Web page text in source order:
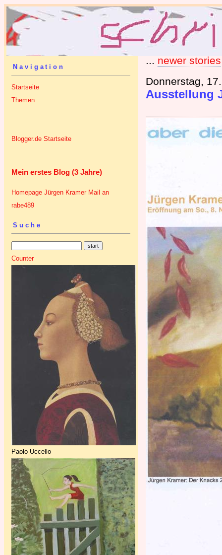
Navigation
Startseite
Themen
Blogger.de Startseite
Mein erstes Blog (3 Jahre)
Homepage Jürgen Kramer Mail an
rabe489
Suche
Counter
Paolo Uccello
... newer stories
Donnerstag,
Ausstellung